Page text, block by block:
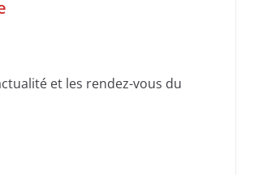
et les rendez-vous du